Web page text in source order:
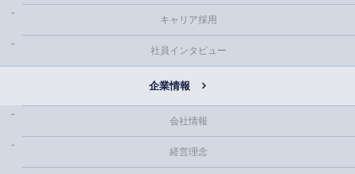
キャリア採用
社員インタビュー
企業情報
会社情報
経営理念